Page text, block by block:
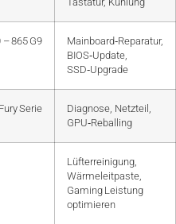
– 865 G9
Mainboard‑Reparatur,
BIOS‑Update,
SSD‑Upgrade
Serie
Diagnose, Netzteil,
GPU‑Reballing
Lüfterreinigung,
Wärmeleitpaste,
Gaming Leistung
optimieren